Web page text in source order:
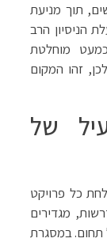
תוך מניעת
הניסיון הרב
כמעט מוחלטת
שנה ברציפות. לכן, זהו המקום
של
כל פרויקט
מגדירים
תחום. במסגרת